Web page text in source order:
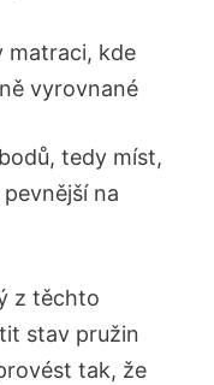
matraci, kde
vyrovnané
tedy míst,
na
z těchto
stav ​pružin
tak, že